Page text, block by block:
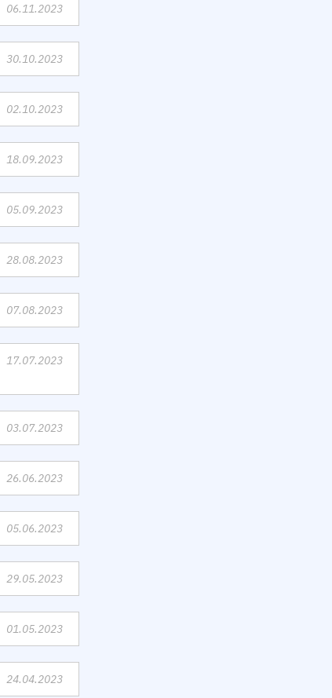
06.11.2023
30.10.2023
02.10.2023
18.09.2023
05.09.2023
28.08.2023
07.08.2023
17.07.2023
03.07.2023
26.06.2023
05.06.2023
29.05.2023
01.05.2023
24.04.2023